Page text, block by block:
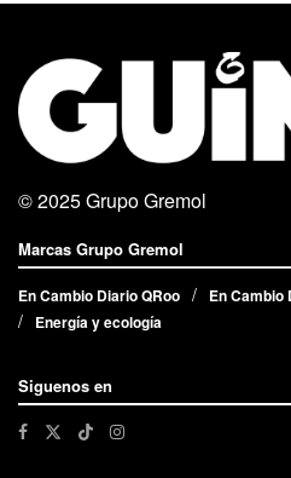
© 2025Grupo Gremol
Marcas Grupo Gremol
En Cambio Diario QRoo En Cambio
Energía y ecología
Siguenos en